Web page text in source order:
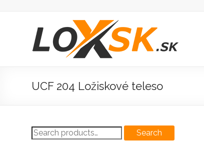
Loxsk
predaj
UCF 204 Ložiskové teleso
Search
for:
Search